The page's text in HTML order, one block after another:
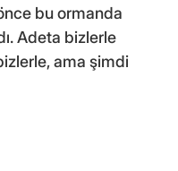
bu ormanda
Adeta bizlerle
ama şimdi